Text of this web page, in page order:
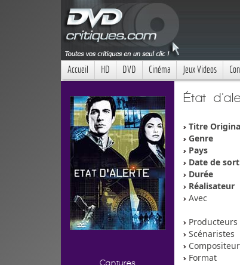
Accueil HD DVD Cinéma Jeux Videos
Captures
État
Titre
Genre
Pays
Date de
Durée
Réalisateur
Avec
Producteurs
Scénaristes
Compositeur
Format